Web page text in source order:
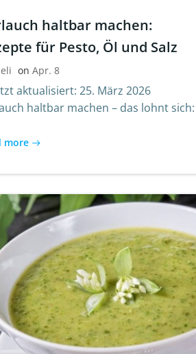
haltbar machen:
für Pesto, Öl und Salz
on Apr. 8
aktualisiert: 25. März 2026
haltbar machen – das lohnt sich:
more